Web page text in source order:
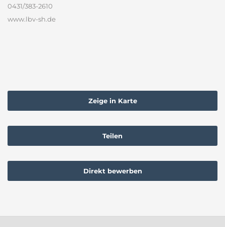
0431/383-2610
www.lbv-sh.de
Zeige in Karte
Teilen
Direkt bewerben